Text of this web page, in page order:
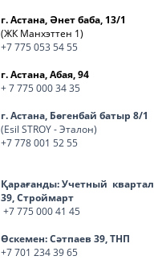
г. Астана, Әнет баба, 13/1
(ЖК Манхэттен 1)
+7 775 053 54 55
г. Астана, Абая, 94
+ 7 775 000 34 35
г. Астана, Бөгенбай батыр 8/1
(Esil STROY - Эталон)
+7 778 001 52 55
Қарағанды:Учетный квартал
39, Строймарт
+7 775 000 41 45
Өскемен:Сәтпаев 39, ТНП
+7 701 234 39 65